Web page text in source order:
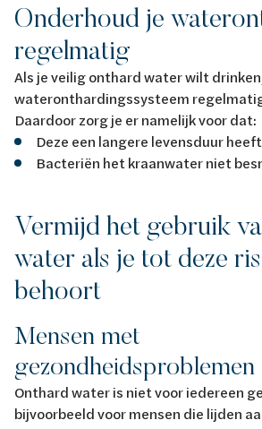
Onderhoud je
regelmatig
Als je veilig onthard water wilt
wateronthardingssysteem
Daardoor zorg je er namelijk voor dat:
Deze een langere levensduur heeft
Bacteriën het kraanwater niet
Vermijd het gebruik
water als je tot deze
behoort
Mensen met
gezondheidsproblemen
Onthard water is niet voor iedereen
bijvoorbeeld voor mensen die lijden